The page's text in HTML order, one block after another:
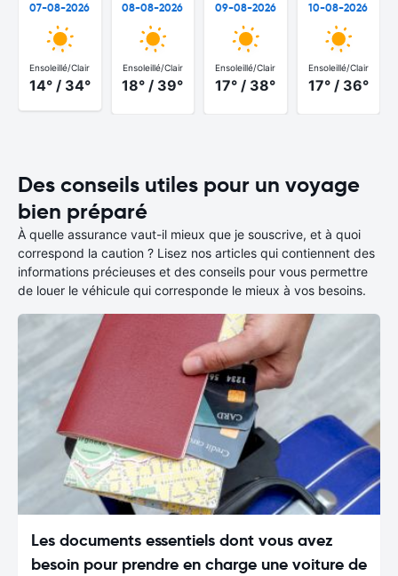
07-08-2026
Ensoleillé/Clair
14° / 34°
08-08-2026
Ensoleillé/Clair
18° / 39°
09-08-2026
Ensoleillé/Clair
17° / 38°
10-08-2026
Ensoleillé/Clair
17° / 36°
Des conseils utiles pour un voyage
bien préparé
À quelle assurance vaut-il mieux que je souscrive, et à quoi
correspond la caution ? Lisez nos articles qui contiennent des
informations précieuses et des conseils pour vous permettre
de louer le véhicule qui corresponde le mieux à vos besoins.
Les documents essentiels dont vous avez
besoin pour prendre en charge une voiture de